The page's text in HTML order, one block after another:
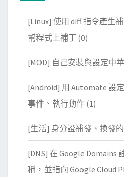
[Linux] 使用 diff 指令產生
幫程式上補丁 (0)
[MOD] 自己安裝與設定中
[Android] 用 Automate 設
事件、執行動作 (1)
[生活] 身分證補發、換發
[DNS] 在 Google Domains
稱，並指向 Google Cloud